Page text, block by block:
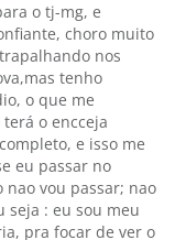
o tj-mg, e
choro muito
nos
tenho
o que me
o encceja
e isso me
eu passar no
nao vou passar; nao
seja : eu sou meu
pra focar de ver o